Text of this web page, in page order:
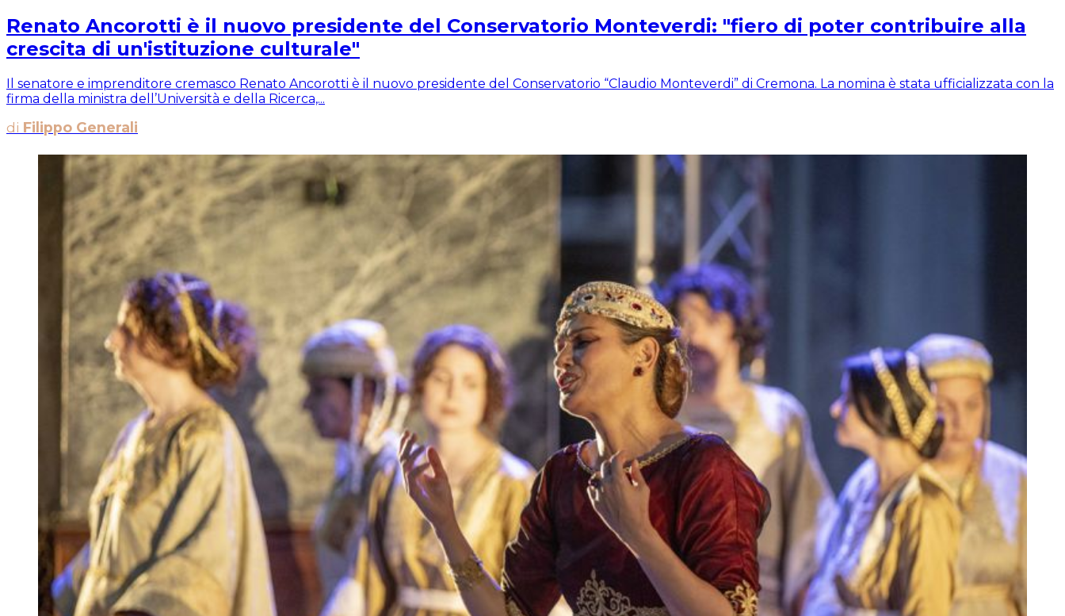
Renato Ancorotti è il nuovo presidente del Conservatorio Monteverdi: "fiero di poter contribuire alla
crescita di un'istituzione culturale"
Il senatore e imprenditore cremasco Renato Ancorotti è il nuovo presidente del Conservatorio “Claudio Monteverdi” di Cremona. La nomina è stata ufficializzata con la
firma della ministra dell’Università e della Ricerca,...
di Filippo Generali